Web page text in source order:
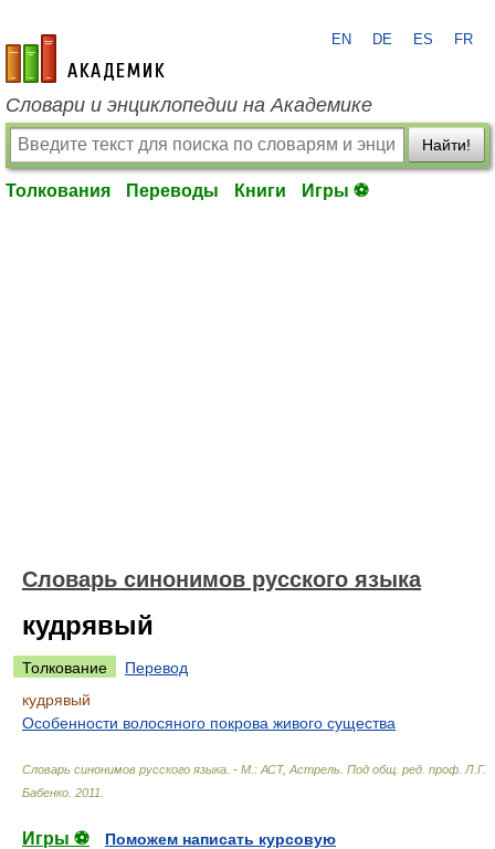
academic.ru
EN DE ES FR
Словари и энциклопедии на Академике
Найти!
Толкования Переводы Книги Игры ⚽
Словарь синонимов русского языка
кудрявый
Толкование
Перевод
кудрявый
Особенности волосяного покрова живого существа
Словарь синонимов русского языка. - М.: АСТ, Астрель Под общ. ред. проф. Л.Г.
Бабенко 2011
Игры ⚽
Поможем написать курсовую